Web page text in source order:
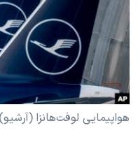
فرهنگ و زندگی
حقوق شهروندی
اقتصادی
علم و فناوری
اسرائیل در جنگ
مستندها
انتخابات ریاست جمهوری
حمله جمهوری اسلامی به
رمز مهسا
ورزش زنان در ایران
دنبال کنید
زبانهای مختلف
هواپیمایی لوفت‌هانزا (آرشیو)